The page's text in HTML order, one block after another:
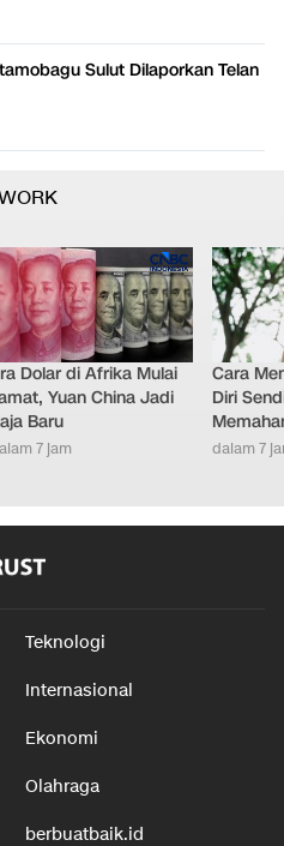
Sulut Dilaporkan Telan
Dolar di Afrika Mulai
Yuan China Jadi
Baru
7 jam
Cara
Diri
dalam 7
Teknologi
Internasional
Ekonomi
Olahraga
berbuatbaik.id